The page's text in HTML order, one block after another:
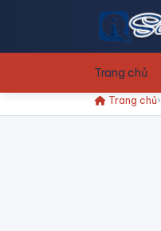
Trang chủ
Trang chủ